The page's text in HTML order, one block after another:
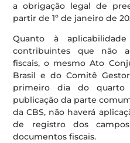
a obrigação legal de
partir de 1º de janeiro de
Quanto à
contribuintes que não
fiscais, o mesmo Ato
Brasil e do Comitê
primeiro dia do quarto
publicação da parte
da CBS, não haverá
de registro dos
documentos fiscais.